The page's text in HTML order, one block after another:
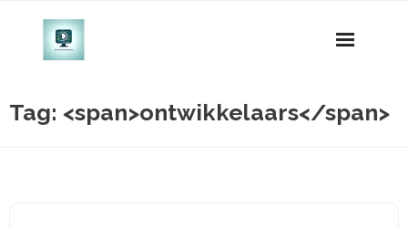
Tag: <span>ontwikkelaars</span>